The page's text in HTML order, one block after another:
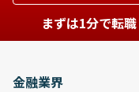
まずは1分で転
金融業界